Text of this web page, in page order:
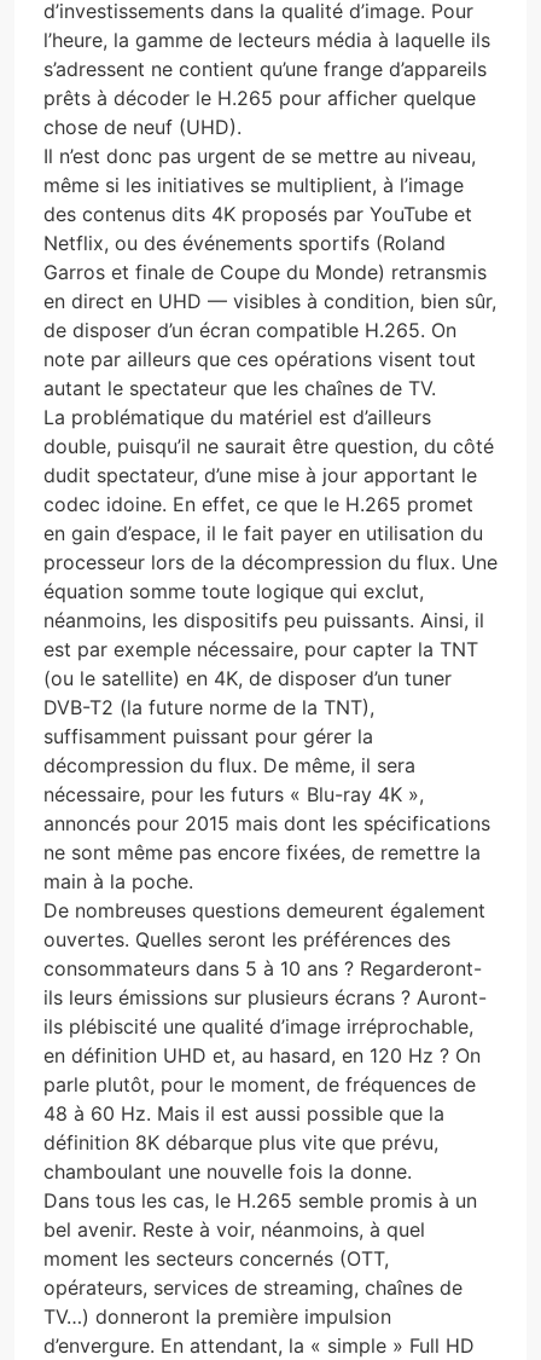
d’investissements dans la qualité d’image. Pour
l’heure, la gamme de lecteurs média à laquelle ils
s’adressent ne contient qu’une frange d’appareils
prêts à décoder le H.265 pour afficher quelque
chose de neuf (UHD).
Il n’est donc pas urgent de se mettre au niveau,
même si les initiatives se multiplient, à l’image
des contenus dits 4K proposés par YouTube et
Netflix, ou des événements sportifs (Roland
Garros et finale de Coupe du Monde) retransmis
en direct en UHD — visibles à condition, bien sûr,
de disposer d’un écran compatible H.265. On
note par ailleurs que ces opérations visent tout
autant le spectateur que les chaînes de TV.
La problématique du matériel est d’ailleurs
double, puisqu’il ne saurait être question, du côté
dudit spectateur, d’une mise à jour apportant le
codec idoine. En effet, ce que le H.265 promet
en gain d’espace, il le fait payer en utilisation du
processeur lors de la décompression du flux. Une
équation somme toute logique qui exclut,
néanmoins, les dispositifs peu puissants. Ainsi, il
est par exemple nécessaire, pour capter la TNT
(ou le satellite) en 4K, de disposer d’un tuner
DVB-T2 (la future norme de la TNT),
suffisamment puissant pour gérer la
décompression du flux. De même, il sera
nécessaire, pour les futurs « Blu-ray 4K »,
annoncés pour 2015 mais dont les spécifications
ne sont même pas encore fixées, de remettre la
main à la poche.
De nombreuses questions demeurent également
ouvertes. Quelles seront les préférences des
consommateurs dans 5 à 10 ans ? Regarderont-
ils leurs émissions sur plusieurs écrans ? Auront-
ils plébiscité une qualité d’image irréprochable,
en définition UHD et, au hasard, en 120 Hz ? On
parle plutôt, pour le moment, de fréquences de
48 à 60 Hz. Mais il est aussi possible que la
définition 8K débarque plus vite que prévu,
chamboulant une nouvelle fois la donne.
Dans tous les cas, le H.265 semble promis à un
bel avenir. Reste à voir, néanmoins, à quel
moment les secteurs concernés (OTT,
opérateurs, services de streaming, chaînes de
TV…) donneront la première impulsion
d’envergure. En attendant, la « simple » Full HD